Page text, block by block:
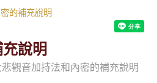
的補充說明
說明
觀音加持法和內密的補充說明